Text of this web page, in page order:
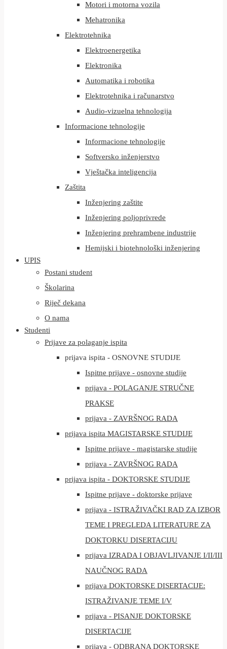
Motori i motorna vozila
Mehatronika
Elektrotehnika
Elektroenergetika
Elektronika
Automatika i robotika
Elektrotehnika i računarstvo
Audio-vizuelna tehnologija
Informacione tehnologije
Informacione tehnologije
Softversko inženjerstvo
Vještačka inteligencija
Zaštita
Inženjering zaštite
Inženjering poljoprivrede
Inženjering prehrambene industrije
Hemijski i biotehnološki inženjering
UPIS
Postani student
Školarina
Riječ dekana
O nama
Studenti
Prijave za polaganje ispita
prijava ispita - OSNOVNE STUDIJE
Ispitne prijave - osnovne studije
prijava - POLAGANJE STRUČNE
PRAKSE
prijava - ZAVRŠNOG RADA
prijava ispita MAGISTARSKE STUDIJE
Ispitne prijave - magistarske studije
prijava - ZAVRŠNOG RADA
prijava ispita - DOKTORSKE STUDIJE
Ispitne prijave - doktorske prijave
prijava - ISTRAŽIVAČKI RAD ZA IZBOR
TEME I PREGLEDA LITERATURE ZA
DOKTORKU DISERTACIJU
prijava IZRADA I OBJAVLJIVANJE I/II/III
NAUČNOG RADA
prijava DOKTORSKE DISERTACIJE:
ISTRAŽIVANJE TEME I/V
prijava - PISANJE DOKTORSKE
DISERTACIJE
prijava - ODBRANA DOKTORSKE